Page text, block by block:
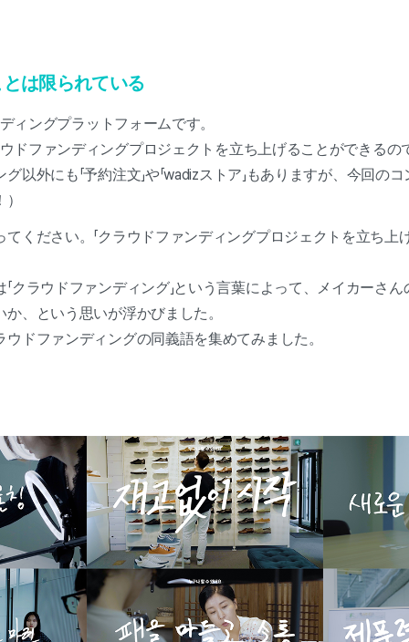
は限られている
ィングプラットフォームです。
ドファンディングプロジェクトを立ち上げることができるの
以外にも「予約注文」や「wadizストア」もありますが、今回の
ください。「クラウドファンディングプロジェクトを立ち上
クラウドファンディング」という言葉によって、メイカーさ
、という思いが浮かびました。
ドファンディングの同義語を集めてみました。